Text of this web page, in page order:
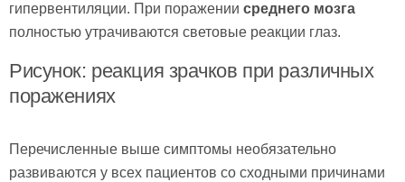
гипервентиляции. При поражении среднего мозга
полностью утрачиваются световые реакции глаз.
Рисунок: реакция зрачков при различных
поражениях
Перечисленные выше симптомы необязательно
развиваются у всех пациентов со сходными причинами